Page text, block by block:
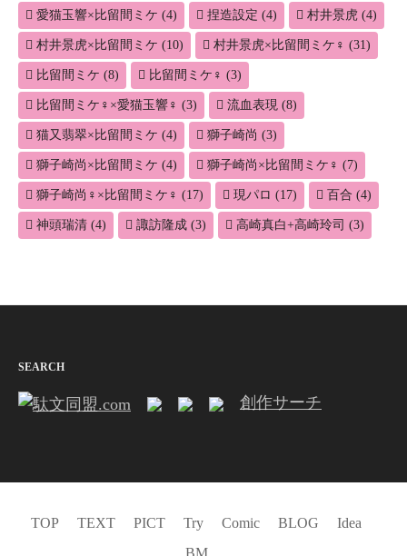
愛猫玉響×比留間ミケ (4) 捏造設定 (4) 村井景虎 (4)
村井景虎×比留間ミケ (10) 村井景虎×比留間ミケ♀ (31)
比留間ミケ (8) 比留間ミケ♀ (3)
比留間ミケ♀×愛猫玉響♀ (3) 流血表現 (8)
猫又翡翠×比留間ミケ (4) 獅子崎尚 (3)
獅子崎尚×比留間ミケ (4) 獅子崎尚×比留間ミケ♀ (7)
獅子崎尚♀×比留間ミケ♀ (17) 現パロ (17) 百合 (4)
神頭瑞清 (4) 諏訪隆成 (3) 高崎真白+高崎玲司 (3)
SEARCH
創作サーチ
TOP TEXT PICT Try Comic BLOG
Idea